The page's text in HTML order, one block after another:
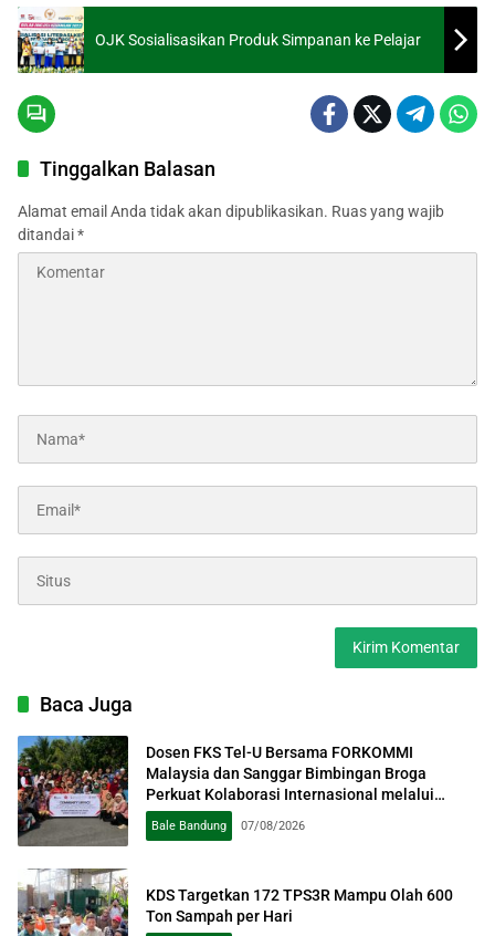
OJK Sosialisasikan Produk Simpanan ke Pelajar
Tinggalkan Balasan
Alamat email Anda tidak akan dipublikasikan. Ruas yang wajib
ditandai*
Baca Juga
Dosen FKS Tel-U Bersama FORKOMMI
Malaysia dan Sanggar Bimbingan Broga
Perkuat Kolaborasi Internasional melalui
Pengabdian kepada Masyarakat
Bale Bandung 07/08/2026
KDS Targetkan 172 TPS3R Mampu Olah 600
Ton Sampah per Hari